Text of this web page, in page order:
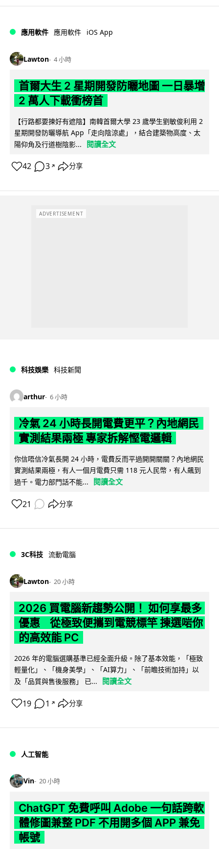
應用軟件 應用軟件 iOS App
Lawton 4 小時
首爾大生 2 星期開發防曬地圖 一日暴增
2 萬人下載衝榜首
【行路都要揀好有遮陰】南韓首爾大學 23 歲學生劉敏俊利用 2
星期開發防曬導航 App「走向陰涼處」，結合建築物高度、太
陽仰角及行道樹陰影...
閱讀全文
42 3 ↗ 分享
ADVERTISEMENT
科技娛樂 科技新聞
arthur 6 小時
冷氣 24 小時長開電費更平？內地網民
實測結果兩極 專家拆解慳電邏輯
你信唔信冷氣長開 24 小時，電費反而平過開開關關？內地網民
實測結果兩極，有人一個月電費只需 118 元人民幣，有人飆到
過千。電力部門話不能...
閱讀全文
21 分享
3C科技 流動電腦
Lawton 20 小時
2026 買電腦新趨勢公開！ 如何享最多
優惠 從極致便攜到電競標竿 揀選啱你
的高效能 PC
2026 年的電腦選購基準已經全面升級。除了基本效能，「極致
輕量化」、「機身美學」、「AI算力」、「前瞻技術加持」以
及「品質與售後服務」 已...
閱讀全文
19 1 ↗ 分享
人工智能
Vin 20 小時
ChatGPT 免費呼叫 Adobe 一句話跨軟
體修圖兼整 PDF 不用開多個 APP 兼免
帳號